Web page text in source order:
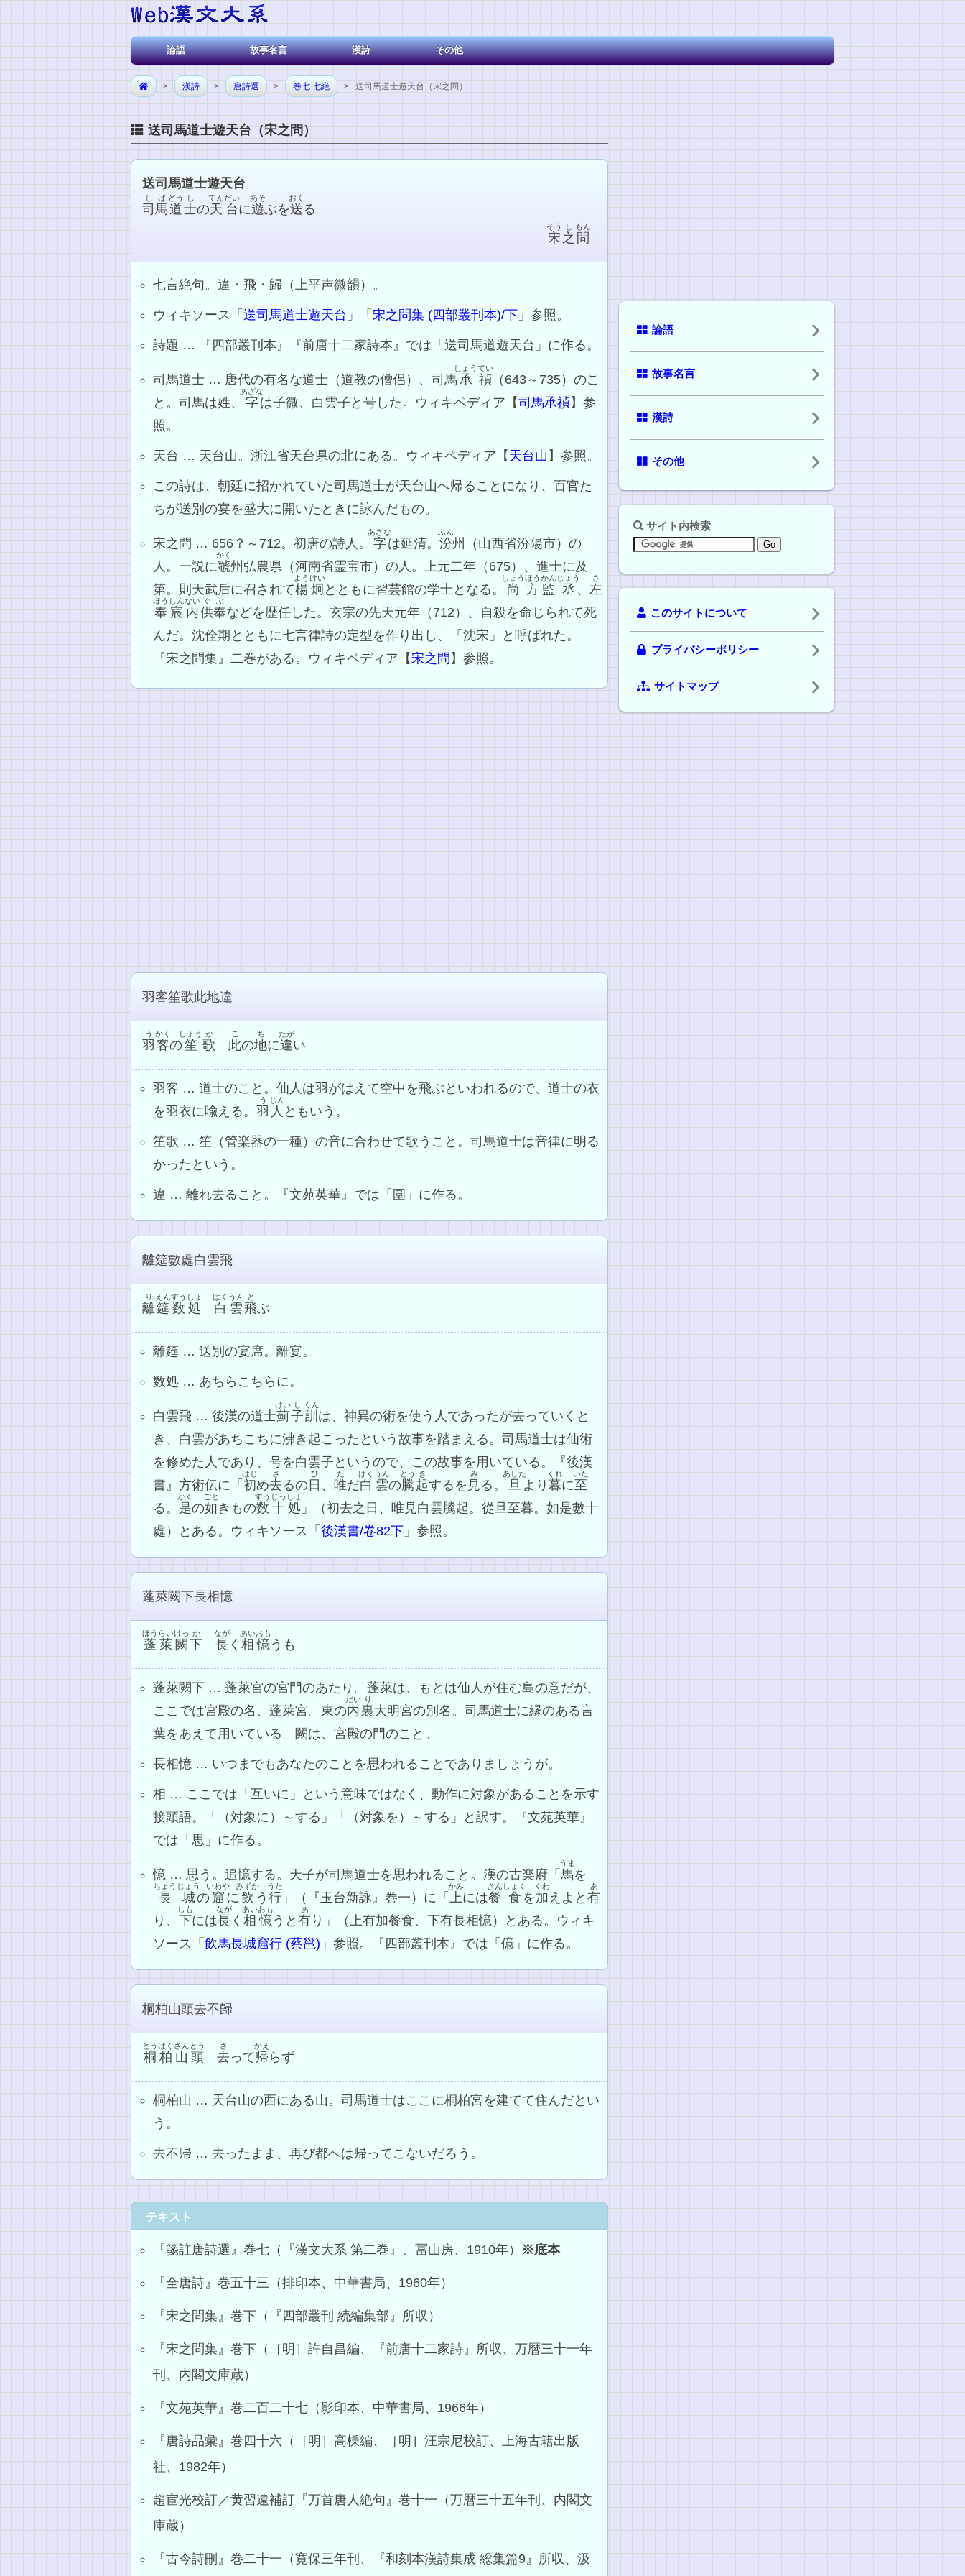
論語 故事名言 漢詩 その他
> 漢詩 > 唐詩選 > 巻七 七絶 > 送司馬道士遊天台（宋之問）
送司馬道士遊天台（宋之問）
送司馬道士遊天台
司馬
しば
道
どう
士
し
の天台
てんだい
に遊
あそ
ぶを送
おく
る
宋
そう
之
し
問
もん
七言絶句。違・飛・歸（上平声微韻）。
ウィキソース「 送司馬道士遊天台 」「 宋之問集 (四部叢刊本)/下 」参照。
詩題 … 『四部叢刊本』『前唐十二家詩本』では「送司馬道遊天台」に作る。
司馬道士 … 唐代の有名な道士（道教の僧侶）、司馬 承
しょう
禎
てい
（643～735）のこ
と。司馬は姓、
字
あざな
は子微、白雲子と号した。ウィキペディア【司馬承禎】参
照。
天台 … 天台山。浙江省天台県の北にある。ウィキペディア【 天台山 】参照。
この詩は、朝廷に招かれていた司馬道士が天台山へ帰ることになり、百官た
ちが送別の宴を盛大に開いたときに詠んだもの。
宋之問 … 656？～712。初唐の詩人。 字
あざな
は延清。 汾
ふん
州（山西省汾陽市）の
人。一説に虢
かく
州弘農県（河南省霊宝市）の人。上元二年（675）、進士に及
第。則天武后に召されて楊炯
ようけい
とともに習芸館の学士となる。 尚
しょう
方
ほう
監
かん
丞
じょう
、 左
さ
奉
ほう
宸内
しんない
供奉
ぐぶ
などを歴任した。玄宗の先天元年（712）、自殺を命じられて死
んだ。沈佺期とともに七言律詩の定型を作り出し、「沈宋」と呼ばれた。
『宋之問集』二巻がある。ウィキペディア【宋之問 】参照。
羽客笙歌此地違
羽
う
客
かく
の笙
しょう
歌
か
此
こ
の地
ち
に違
たが
い
羽客 … 道士のこと。仙人は羽がはえて空中を飛ぶといわれるので、道士の衣
を羽衣に喩える。 羽
う
人
じん
ともいう。
笙歌 … 笙（管楽器の一種）の音に合わせて歌うこと。司馬道士は音律に明る
かったという。
違 … 離れ去ること。『文苑英華』では「圍」に作る。
離筵數處白雲飛
離
り
筵
えん
数処
すうしょ
白雲
はくうん
飛
と
ぶ
離筵 … 送別の宴席。離宴。
数処 … あちらこちらに。
白雲飛 … 後漢の道士薊
けい
子
し
訓
くん
は、神異の術を使う人であったが去っていくと
き、白雲があちこちに沸き起こったという故事を踏まえる。司馬道士は仙術
を修めた人であり、号を白雲子というので、この故事を用いている。『後漢
書』方術伝に「 初
はじ
め去
さ
るの 日
ひ
、 唯
た
だ白雲
はくうん
の騰
とう
起
き
するを 見
み
る。 旦
あした
より 暮
くれ
に至
いた
る。 是
かく
の如
ごと
きもの数十処
すうじっしょ
」（初去之日、唯見白雲騰起。從旦至暮。如是數十
處）とある。ウィキソース「 後漢書/卷82下 」参照。
蓬萊闕下長相憶
蓬萊
ほうらい
闕
けっ
下
か
長
なが
く 相
あい
憶
おも
うも
蓬萊闕下 … 蓬萊宮の宮門のあたり。蓬萊は、もとは仙人が住む島の意だが、
ここでは宮殿の名、蓬萊宮。東の内
だい
裏
り
大明宮の別名。司馬道士に縁のある言
葉をあえて用いている。闕は、宮殿の門のこと。
長相憶 … いつまでもあなたのことを思われることでありましょうが。
相 … ここでは「互いに」という意味ではなく、動作に対象があることを示す
接頭語。「（対象に）～する」「（対象を）～する」と訳す。『文苑英華』
では「思」に作る。
憶 … 思う。追憶する。天子が司馬道士を思われること。漢の古楽府「 馬
うま
を
長城
ちょうじょう
の 窟
いわや
に 飲
みずか
う 行
うた
」（『玉台新詠』巻一）に「 上
かみ
には餐
さん
食
しょく
を加
くわ
えよと 有
あ
り、 下
しも
には長
なが
く 相
あい
憶
おも
うと 有
あ
り」（上有加餐食、下有長相憶）とある。ウィキ
ソース「 飲馬長城窟行 (蔡邕) 」参照。『四部叢刊本』では「億」に作る。
桐柏山頭去不歸
桐柏
とうはく
山頭
さんとう
去
さ
って帰
かえ
らず
桐柏山 … 天台山の西にある山。司馬道士はここに桐柏宮を建てて住んだとい
う。
去不帰 … 去ったまま、再び都へは帰ってこないだろう。
テキスト
『箋註唐詩選』巻七（『漢文大系 第二巻』、冨山房、1910年） ※底本
『全唐詩』巻五十三（排印本、中華書局、1960年）
『宋之問集』巻下（『四部叢刊 続編集部』所収）
『宋之問集』巻下（［明］許自昌編、『前唐十二家詩』所収、万暦三十一年
刊、内閣文庫蔵）
『文苑英華』巻二百二十七（影印本、中華書局、1966年）
『唐詩品彙』巻四十六（［明］高棅編、［明］汪宗尼校訂、上海古籍出版
社、1982年）
趙宦光校訂／黄習遠補訂『万首唐人絶句』巻十一（万暦三十五年刊、内閣文
庫蔵）
『古今詩刪』巻二十一（寛保三年刊、『和刻本漢詩集成 総集篇9』所収、汲
論語
故事名言
漢詩
その他
サイト内検索
このサイトについて
プライバシーポリシー
サイトマップ